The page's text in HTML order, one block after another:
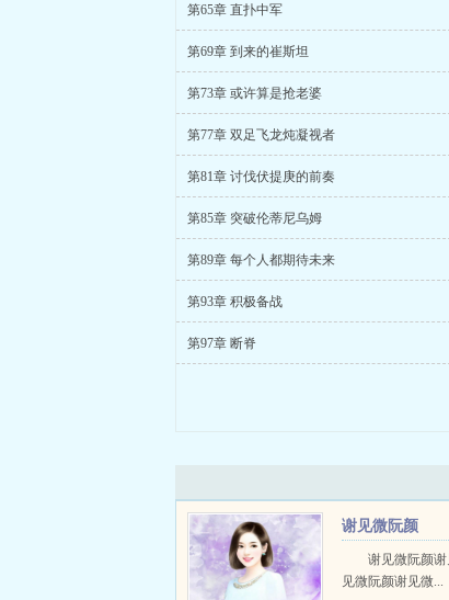
第65章 直扑中军
第69章 到来的崔斯坦
第73章 或许算是抢老婆
第77章 双足飞龙炖凝视者
第81章 讨伐伏提庚的前奏
第85章 突破伦蒂尼乌姆
第89章 每个人都期待未来
第93章 积极备战
第97章 断脊
谢见微阮颜
谢见微阮颜
见微阮颜谢见微...